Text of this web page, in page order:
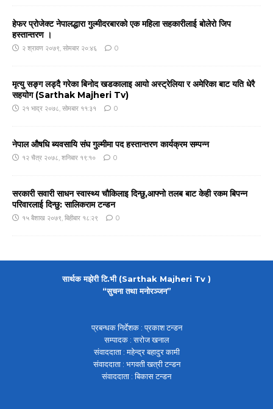
हेफर प्रोजेक्ट नेपालद्धारा गुल्मीदरबारको एक महिला सहकारीलाई बोलेरो जिप
हस्तान्तरण ।
२ श्रावण २०७९, सोमबार २०:४६ 0
मृत्यु सङ्ग लड्दै गरेका बिनोद खडकालाइ आयो अस्ट्रेलिया र अमेरिका बाट यति धेरै
सहयोग (Sarthak Majheri Tv)
२१ भाद्र २०७८, सोमबार ११:३१ 0
नेपाल औषधि ब्यवसायि संघ गुल्मीमा पद हस्तान्तरण कार्यक्रम सम्पन्न
१२ चैत्र २०७८, शनिबार १९:१० 0
सरकारी सवारी साधन स्वास्थ्य चौकिलाइ दिन्छु,आफ्नो तलब बाट केही रकम बिपन्न
परिवारलाई दिन्छु: सालिकराम टन्डन
१५ बैशाख २०७९, बिहीबार १८:२९ 0
सार्थक मझेरी टि.भी (Sarthak Majheri Tv )
“सुचना तथा मनोरञ्जन”
प्रबन्धक निर्देशक : प्रकाश टन्डन
सम्पादक : सरोज खनाल
संवाददाता : महेन्द्र बहादुर कामी
संवाददाता : भगवती खत्री टन्डन
संवाददाता : बिकास टन्डन